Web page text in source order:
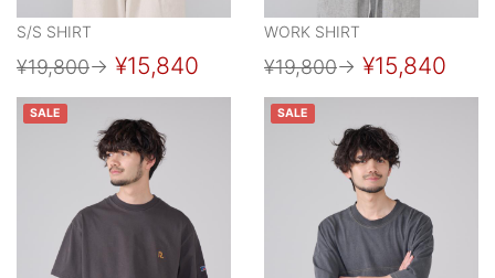
S/S SHIRT
¥19,800→ ¥15,840
WORK SHIRT
¥19,800→ ¥15,840
SALE SALE